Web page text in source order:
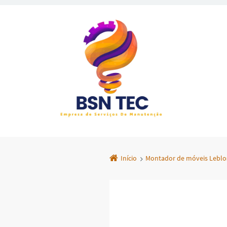
Início Montador de móveis